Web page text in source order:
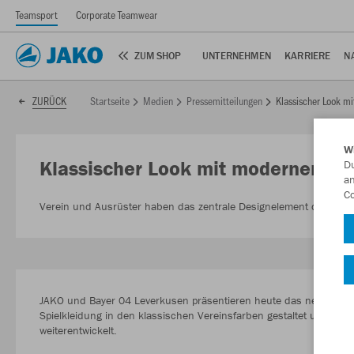
Teamsport Corporate Teamwear
ZUM SHOP UNTERNEHMEN KARRIERE
ZURÜCK Startseite Medien Pressemitteilungen Klassischer Look
Klassischer Look mit modernen
Verein und Ausrüster haben das zentrale Designelement der
JAKO und Bayer 04 Leverkusen präsentieren heute das neue
Spielkleidung in den klassischen Vereinsfarben gestaltet und das
weiterentwickelt.